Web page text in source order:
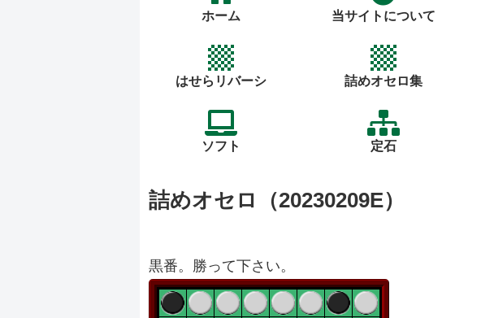
ホーム 当サイトについて
はせらリバーシ 詰めオセロ集
ソフト 定石
詰めオセロ（20230209E）
黒番。勝って下さい。